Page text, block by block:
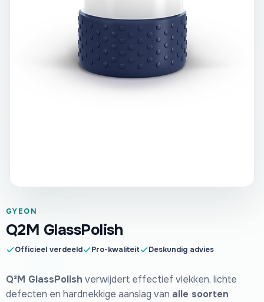
GYEON
Q2M GlassPolish
Officieel verdeeld Pro-kwaliteit Deskundig advies
Q²M GlassPolish verwijdert effectief vlekken, lichte
defecten en hardnekkige aanslag van alle soorten